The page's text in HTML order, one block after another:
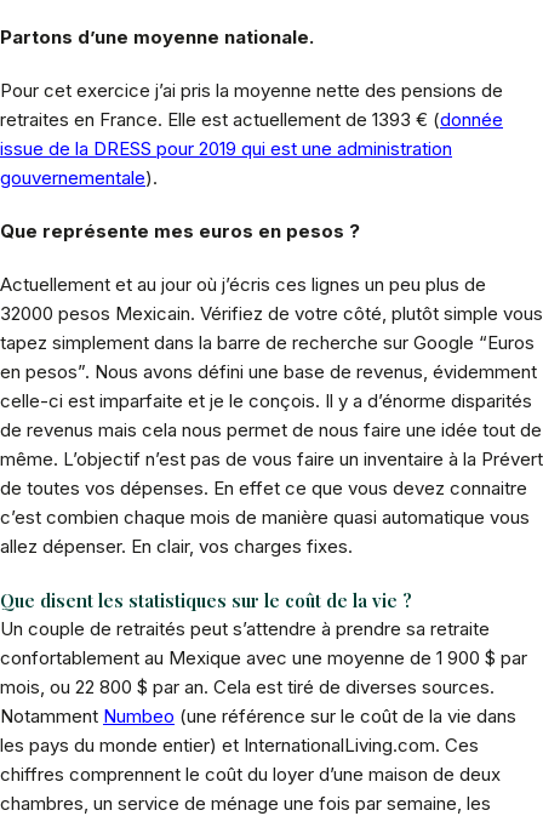
Partons d’une moyenne nationale.
Pour cet exercice j’ai pris la moyenne nette des pensions de
retraites en France. Elle est actuellement de 1393 € (donnée
issue de la DRESS pour 2019 qui est une administration
gouvernementale).
Que représente mes euros en pesos ?
Actuellement et au jour où j’écris ces lignes un peu plus de
32000 pesos Mexicain. Vérifiez de votre côté, plutôt simple vous
tapez simplement dans la barre de recherche sur Google “Euros
en pesos”. Nous avons défini une base de revenus, évidemment
celle-ci est imparfaite et je le conçois. Il y a d’énorme disparités
de revenus mais cela nous permet de nous faire une idée tout de
même. L’objectif n’est pas de vous faire un inventaire à la Prévert
de toutes vos dépenses. En effet ce que vous devez connaitre
c’est combien chaque mois de manière quasi automatique vous
allez dépenser. En clair, vos charges fixes.
Que disent les statistiques sur le coût de la vie ?
Un couple de retraités peut s’attendre à prendre sa retraite
confortablement au Mexique avec une moyenne de 1 900 $ par
mois, ou 22 800 $ par an. Cela est tiré de diverses sources.
Notamment Numbeo (une référence sur le coût de la vie dans
les pays du monde entier) et InternationalLiving.com. Ces
chiffres comprennent le coût du loyer d’une maison de deux
chambres, un service de ménage une fois par semaine, les